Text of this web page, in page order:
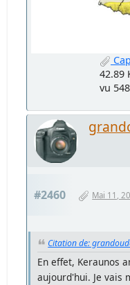
42.89
vu
#2460 Mai 11,
Citation de:
En effet, Keraunos
aujourd'hui. Je vais